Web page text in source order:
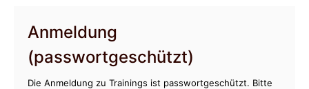
Anmeldung
(passwortgeschützt)
Die Anmeldung zu Trainings ist passwortgeschützt. Bitte